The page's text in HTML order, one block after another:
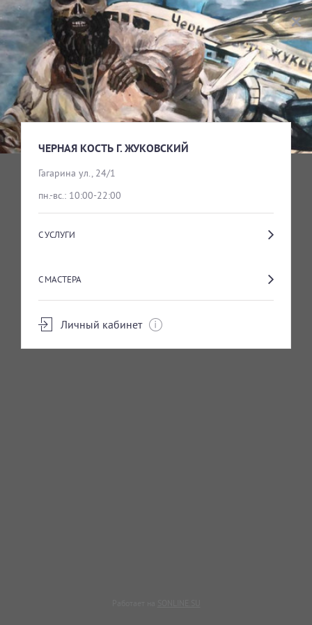
ЧЕРНАЯ КОСТЬ Г. ЖУКОВСКИЙ
Гагарина ул., 24/1
пн.-вс.: 10:00-22:00
С УСЛУГИ
С МАСТЕРА
Личный кабинет
ЧЕРНАЯ КОСТЬ Г. ЖУКОВСКИЙ
ВЫБОР УСЛУГИ
ПАРИКМАХЕРСКИЕ УСЛУГИ